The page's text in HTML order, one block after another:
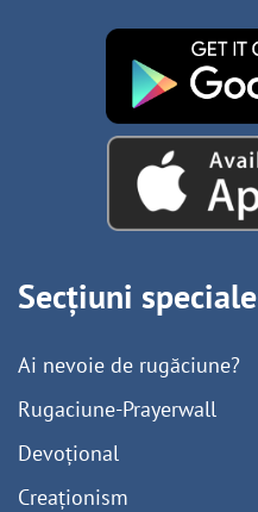
Secțiuni speciale
Ai nevoie de rugăciune?
Rugaciune-Prayerwall
Devoțional
Creaționism